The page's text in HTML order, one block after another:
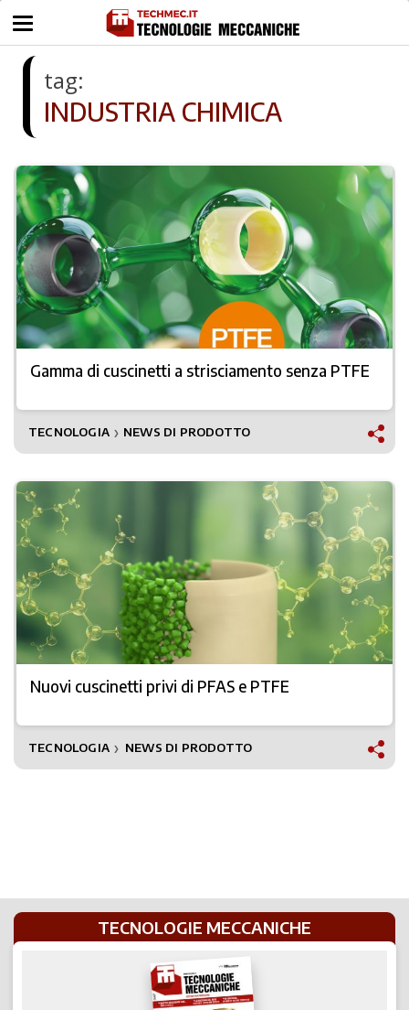
tag:
INDUSTRIA CHIMICA
Gamma di cuscinetti a strisciamento senza PTFE
TECNOLOGIA ❯ NEWS DI PRODOTTO
Nuovi cuscinetti privi di PFAS e PTFE
TECNOLOGIA ❯ NEWS DI PRODOTTO
TECNOLOGIE MECCANICHE